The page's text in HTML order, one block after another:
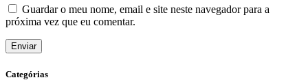
Guardar o meu nome, email e site neste navegador para a
próxima vez que eu comentar.
Categórias